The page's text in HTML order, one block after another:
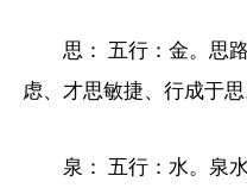
思： 五行：金。思
虑、才思敏捷、行成于思
泉： 五行：水。泉